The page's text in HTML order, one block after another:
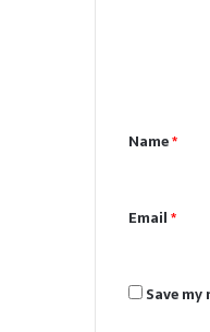
t
Name*
Email*
Save